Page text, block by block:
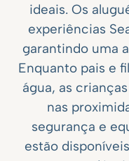
ideais. Os
experiências
garantindo uma
Enquanto pais e
água, as
nas
segurança e
estão